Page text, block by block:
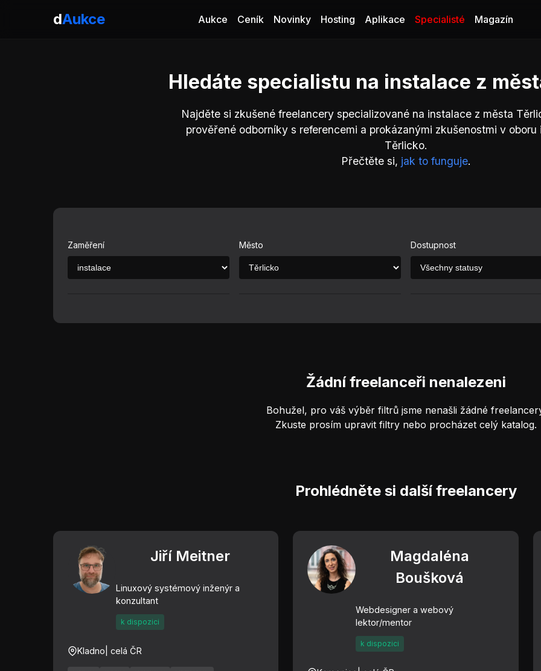
dAukce Aukce Ceník Novinky Hosting Aplikace Specialisté Magazín
Hledáte specialistu na instalace z
Najděte si zkušené freelancery specializované na instalace z města
prověřené odborníky s referencemi a prokázanými zkušenostmi v
Těrlicko.
Přečtěte si, jak to funguje.
Zaměření Město Dostupnost
Žádní freelanceři nenalezeni
Bohužel, pro váš výběr filtrů jsme nenašli žádné
Zkuste prosím upravit filtry nebo procházet celý katalog.
Prohlédněte si další freelancery
Jiří Meitner
Linuxový systémový inženýr a
konzultant
k dispozici
Kladno | celá ČR
Magdaléna
Boušková
Webdesigner a webový
lektor/mentor
k dispozici